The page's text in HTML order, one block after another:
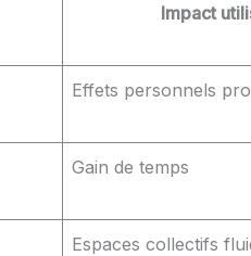
Impact
Effets personnels
Gain de temps
Espaces collectifs